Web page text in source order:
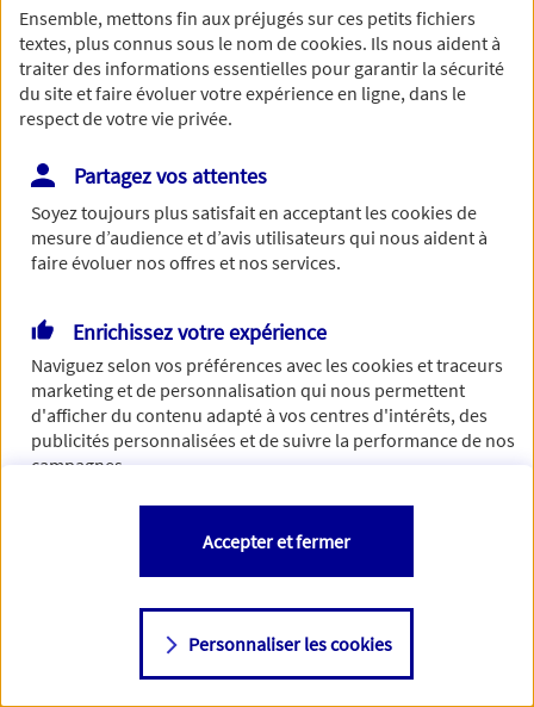
Toutes nos excuses, une erreur technique nous empêche
de traiter votre demande. N'hésitez pas à rafraichir ce
formulaire dans quelques minutes.
Si besoin, vous pouvez nous joindre via notre page de
contact.
> Nous contacter
Ensemble, mettons fin aux préjugés sur ces petits fichiers
textes, plus connus sous le nom decookies. Ils nous aident à
traiter des informations essentielles pour garantir la sécurité
du site et faire évoluer votre expérience en ligne, dans le
respect de votre vie privée.
Partagez vos attentes
Soyez toujours plus satisfait en acceptant lescookiesde
mesure d’audience et d’avis utilisateurs qui nous aident à
faire évoluer nos offres et nos services.
Enrichissez votre expérience
Naviguez selon vos préférences avec lescookies et traceurs
marketing et de personnalisation qui nous permettent
d'afficher du contenu adapté à vos centres d'intérêts, des
publicités personnalisées et de suivre la performance de nos
campagnes.
Vous êtes libre de les accepter, de les refuser comme de
changer d'avis à tout moment en allant sur
Consulter notre politique decookies
Personnaliser les cookies
Accepter et fermer